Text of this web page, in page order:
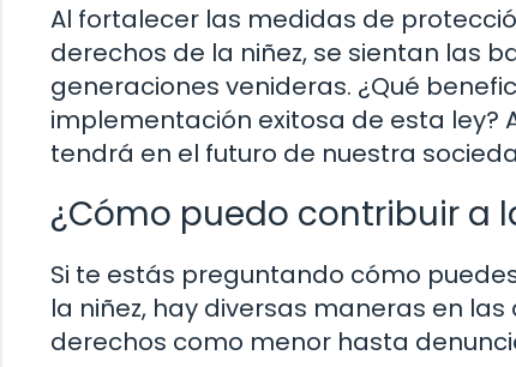
Al fortalecer las medidas de
derechos de la niñez, se sientan las
generaciones venideras. ¿Qué
implementación exitosa de esta ley?
tendrá en el futuro de nuestra
¿Cómo puedo contribuir a
Si te estás preguntando cómo
la niñez, hay diversas maneras en
derechos como menor hasta